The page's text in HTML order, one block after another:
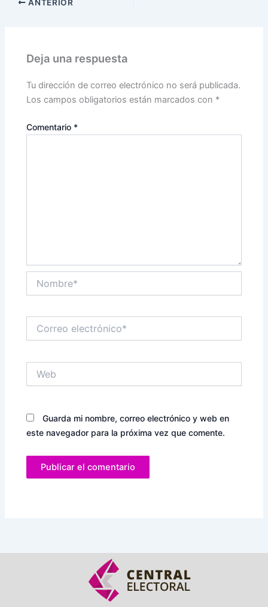
ANTERIOR
Deja una respuesta
Tu dirección de correo electrónico no será publicada.
Los campos obligatorios están marcados con *
Comentario *
electrónico*
Guarda mi nombre, correo electrónico y web en
este navegador para la próxima vez que comente.